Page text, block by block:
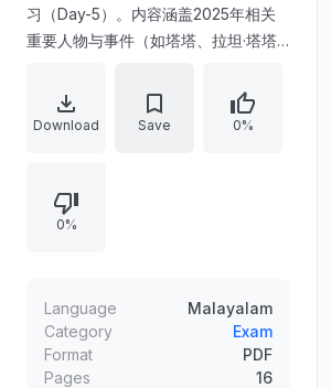
习（Day-5）。内容涵盖2025年相关
重要人物与事件（如塔塔、拉坦·塔塔
现、国家与社会事务、体育与娱乐奖
项、国际组织与旅游可持续榜单、以及
息。
Download Save 0%
0%
Language
Malayalam
Category
Exam
Format
PDF
Pages
16